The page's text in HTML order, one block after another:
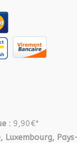
: 9,90€*
Luxembourg,